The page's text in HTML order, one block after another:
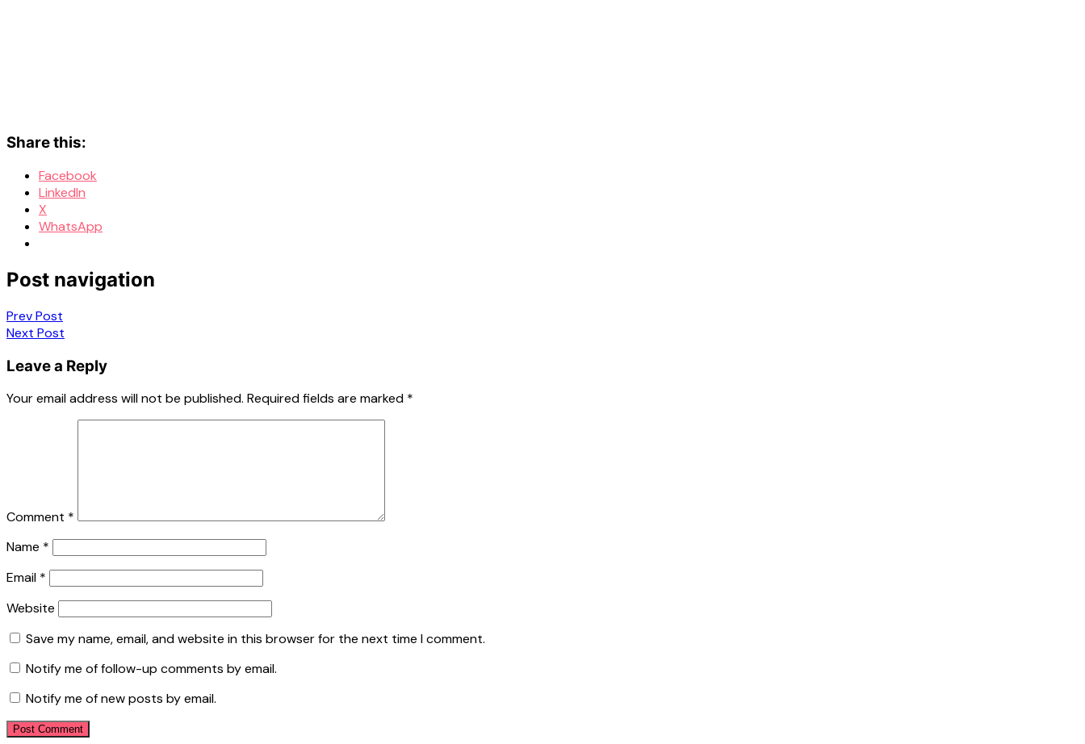
Share this:
Facebook
LinkedIn
X
WhatsApp
Post navigation
Prev Post
Next Post
Leave a Reply
Your email address will not be published. Required fields are marked *
Comment *
Name *
Email *
Website
Save my name, email, and website in this browser for the next time I comment.
Notify me of follow-up comments by email.
Notify me of new posts by email.